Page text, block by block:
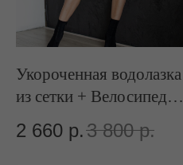
Укороченная водолазка
из сетки + Велосипедки
2 660 р.3 800 р.
МЕНЮ
Категории